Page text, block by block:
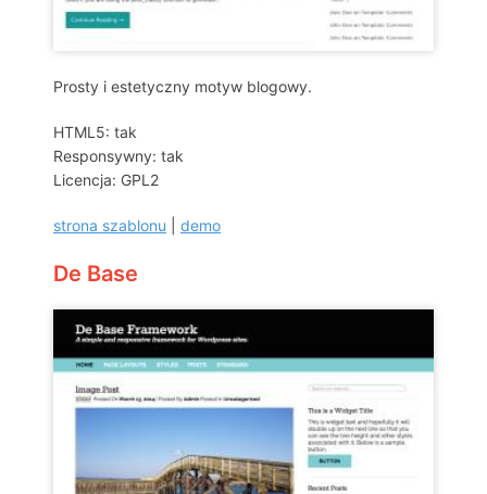
Prosty i estetyczny motyw blogowy.
HTML5: tak
Responsywny: tak
Licencja: GPL2
strona szablonu demo
De Base